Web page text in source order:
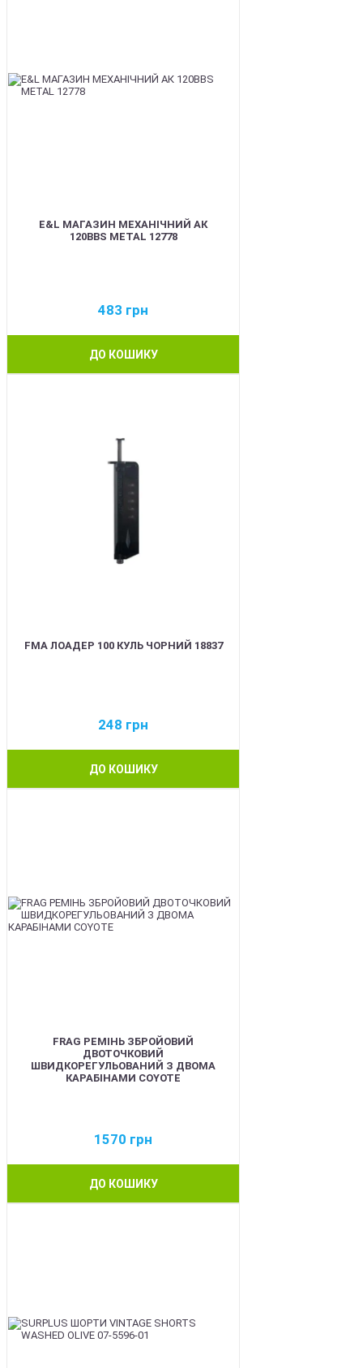
E&L МАГАЗИН МЕХАНІЧНИЙ АК
120BBS METAL 12778
483 грн
ДО КОШИКУ
FMA ЛОАДЕР 100 КУЛЬ ЧОРНИЙ 18837
248 грн
ДО КОШИКУ
FRAG РЕМІНЬ ЗБРОЙОВИЙ
ДВОТОЧКОВИЙ
ШВИДКОРЕГУЛЬОВАНИЙ З ДВОМА
КАРАБІНАМИ COYOTE
1570 грн
ДО КОШИКУ